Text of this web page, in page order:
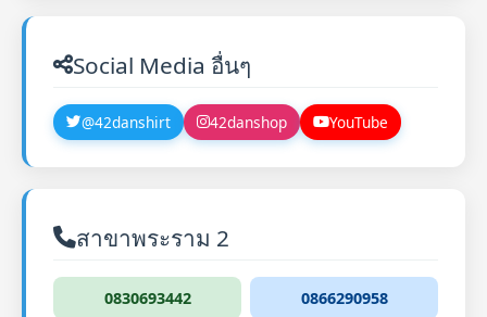
Social Media อื่นๆ
@42danshirt 42danshop YouTube
สาขาพระราม 2
0830693442 0866290958